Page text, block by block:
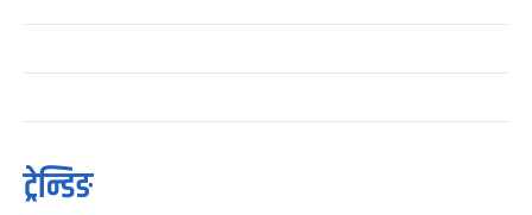
ट्रेन्डिङ